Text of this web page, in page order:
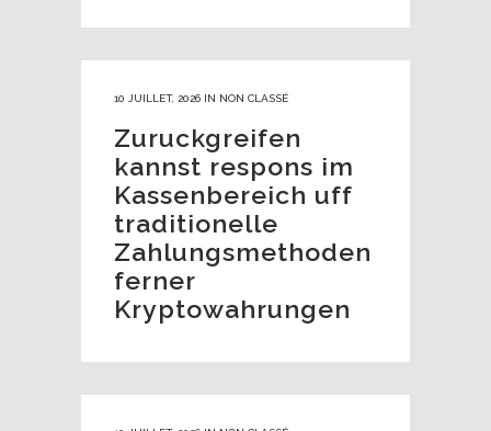
10 JUILLET, 2026 IN NON CLASSÉ
Zuruckgreifen
kannst respons im
Kassenbereich uff
traditionelle
Zahlungsmethoden
ferner
Kryptowahrungen